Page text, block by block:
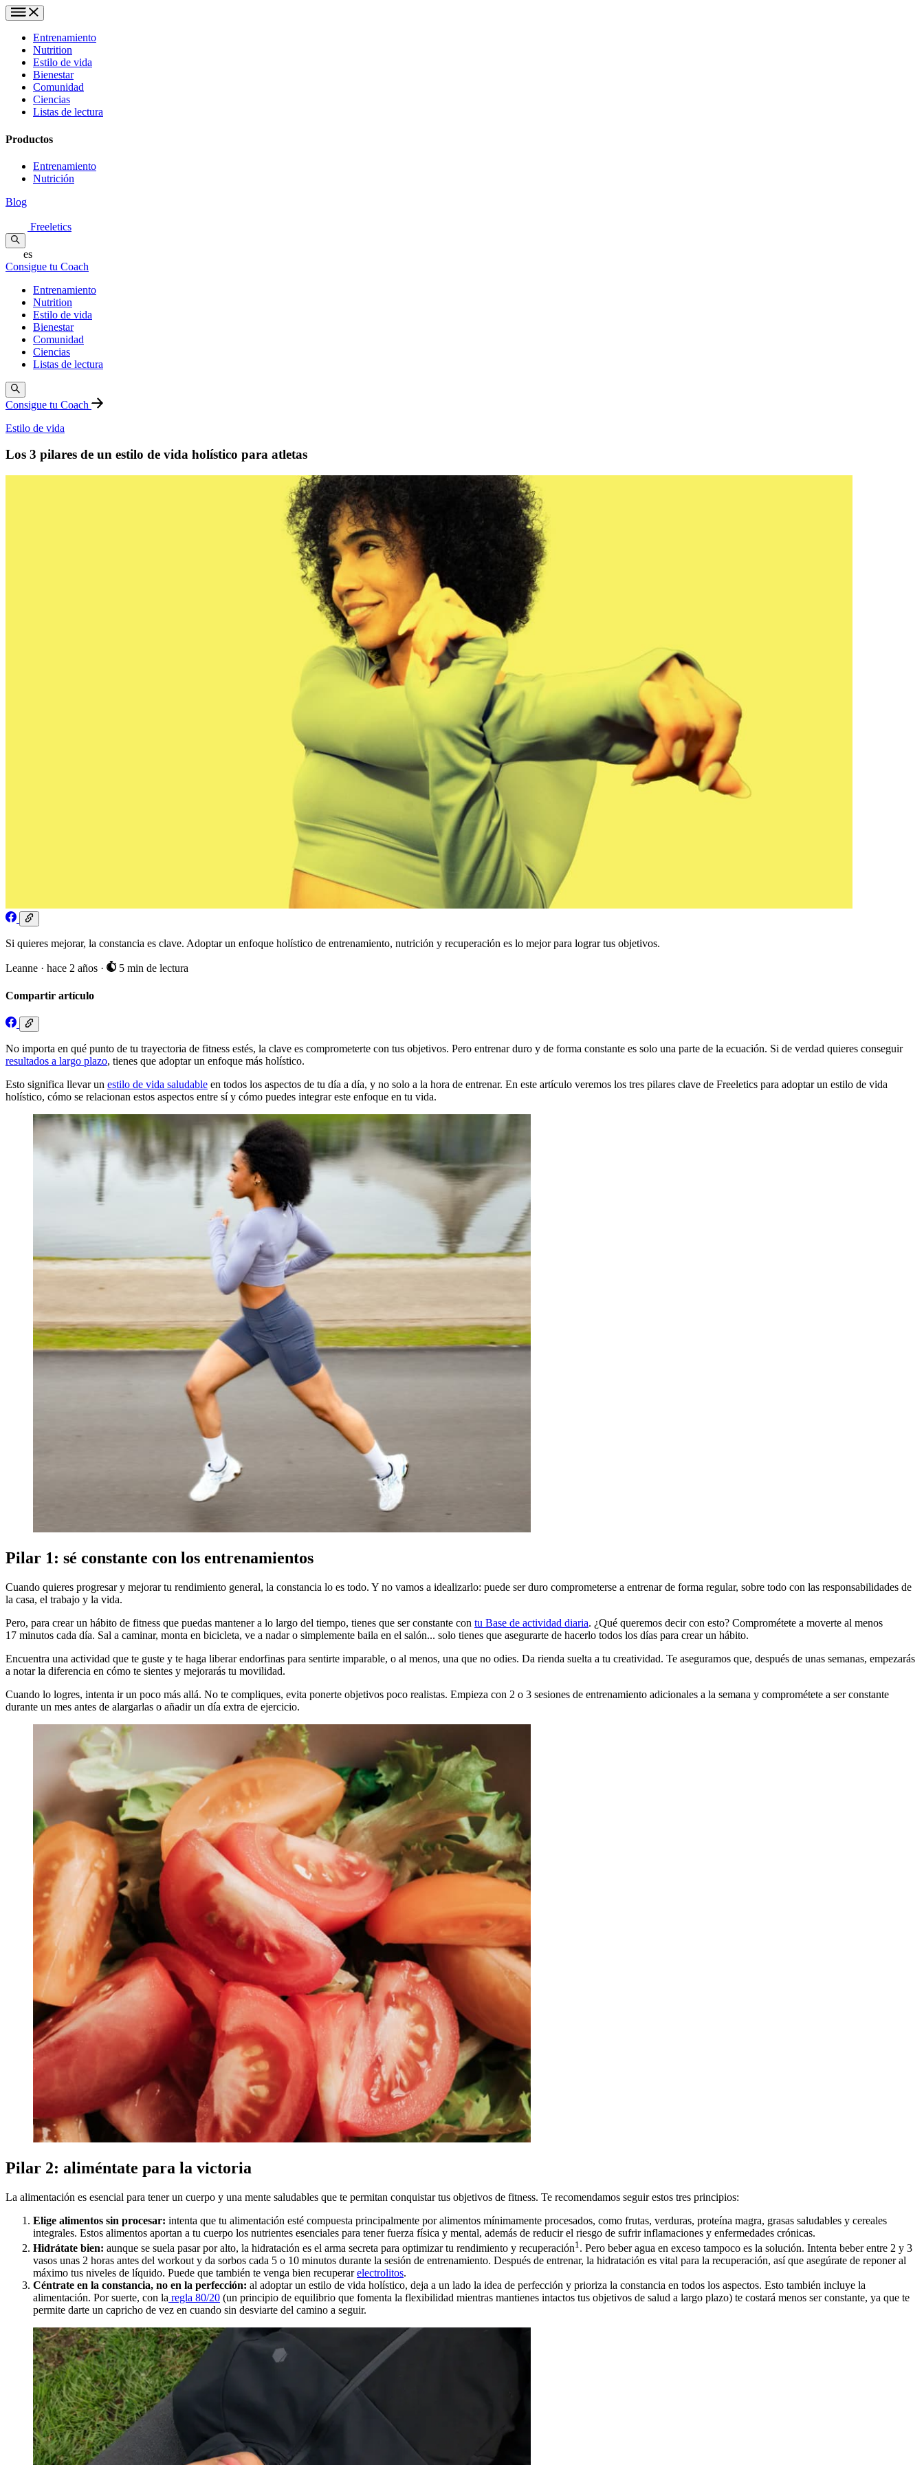
Entrenamiento
Nutrition
Estilo de vida
Bienestar
Comunidad
Ciencias
Listas de lectura
Productos
Entrenamiento
Nutrición
Blog
Freeletics
es
Consigue tu Coach
Entrenamiento
Nutrition
Estilo de vida
Bienestar
Comunidad
Ciencias
Listas de lectura
Consigue tu Coach
Estilo de vida
Los 3 pilares de un estilo de vida holístico para atletas
Si quieres mejorar, la constancia es clave. Adoptar un enfoque holístico de entrenamiento, nutrición y recuperación es lo mejor para lograr tus objetivos.
Leanne · hace 2 años · 5 min de lectura
Compartir artículo
No importa en qué punto de tu trayectoria de fitness estés, la clave es comprometerte con tus objetivos. Pero entrenar duro y de forma constante es solo una parte de la ecuación. Si de verdad quieres conseguir
resultados a largo plazo, tienes que adoptar un enfoque más holístico.
Esto significa llevar un estilo de vida saludable en todos los aspectos de tu día a día, y no solo a la hora de entrenar. En este artículo veremos los tres pilares clave de Freeletics para adoptar un estilo de vida
holístico, cómo se relacionan estos aspectos entre sí y cómo puedes integrar este enfoque en tu vida.
Pilar 1: sé constante con los entrenamientos
Cuando quieres progresar y mejorar tu rendimiento general, la constancia lo es todo. Y no vamos a idealizarlo: puede ser duro comprometerse a entrenar de forma regular, sobre todo con las responsabilidades de
la casa, el trabajo y la vida.
Pero, para crear un hábito de fitness que puedas mantener a lo largo del tiempo, tienes que ser constante con tu Base de actividad diaria. ¿Qué queremos decir con esto? Comprométete a moverte al menos
17 minutos cada día. Sal a caminar, monta en bicicleta, ve a nadar o simplemente baila en el salón... solo tienes que asegurarte de hacerlo todos los días para crear un hábito.
Encuentra una actividad que te guste y te haga liberar endorfinas para sentirte imparable, o al menos, una que no odies. Da rienda suelta a tu creatividad. Te aseguramos que, después de unas semanas, empezarás
a notar la diferencia en cómo te sientes y mejorarás tu movilidad.
Cuando lo logres, intenta ir un poco más allá. No te compliques, evita ponerte objetivos poco realistas. Empieza con 2 o 3 sesiones de entrenamiento adicionales a la semana y comprométete a ser constante
durante un mes antes de alargarlas o añadir un día extra de ejercicio.
Pilar 2: aliméntate para la victoria
La alimentación es esencial para tener un cuerpo y una mente saludables que te permitan conquistar tus objetivos de fitness. Te recomendamos seguir estos tres principios:
Elige alimentos sin procesar: intenta que tu alimentación esté compuesta principalmente por alimentos mínimamente procesados, como frutas, verduras, proteína magra, grasas saludables y cereales
integrales. Estos alimentos aportan a tu cuerpo los nutrientes esenciales para tener fuerza física y mental, además de reducir el riesgo de sufrir inflamaciones y enfermedades crónicas.
Hidrátate bien: aunque se suela pasar por alto, la hidratación es el arma secreta para optimizar tu rendimiento y recuperación1 . Pero beber agua en exceso tampoco es la solución. Intenta beber entre 2 y 3
vasos unas 2 horas antes del workout y da sorbos cada 5 o 10 minutos durante la sesión de entrenamiento. Después de entrenar, la hidratación es vital para la recuperación, así que asegúrate de reponer al
máximo tus niveles de líquido. Puede que también te venga bien recuperarelectrolitos.
Céntrate en la constancia, no en la perfección: al adoptar un estilo de vida holístico, deja a un lado la idea de perfección y prioriza la constancia en todos los aspectos. Esto también incluye la
alimentación. Por suerte, con la regla 80/20 (un principio de equilibrio que fomenta la flexibilidad mientras mantienes intactos tus objetivos de salud a largo plazo) te costará menos ser constante, ya que te
permite darte un capricho de vez en cuando sin desviarte del camino a seguir.